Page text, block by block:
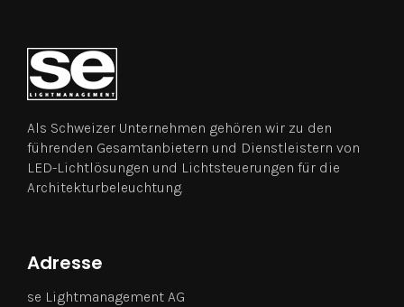
Als Schweizer Unternehmen gehören wir zu den
führenden Gesamtanbietern und Dienstleistern von
LED-Lichtlösungen und Lichtsteuerungen für die
Architekturbeleuchtung.
Adresse
se Lightmanagement AG